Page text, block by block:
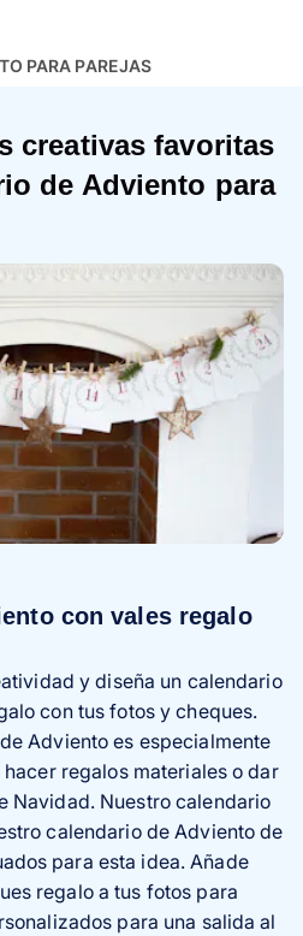
PARA PAREJAS
creativas favoritas
de Adviento para
con vales regalo
y diseña un calendario
con tus fotos y cheques.
Adviento es especialmente
regalos materiales o dar
Navidad. Nuestro calendario
calendario de Adviento de
para esta idea. Añade
regalo a tus fotos para
para una salida al